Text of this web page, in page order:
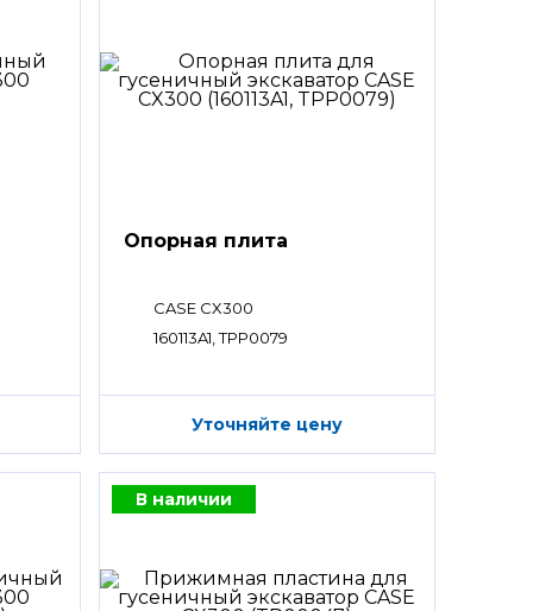
Опорная плита
CASE CX300
160113A1, TPP0079
Уточняйте цену
В наличии